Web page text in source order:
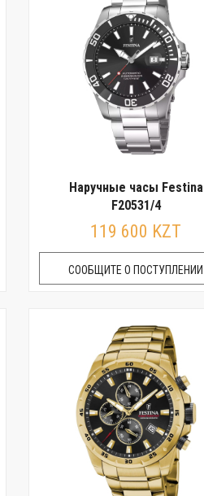
Наручные часы Festina
F20531/4
119 600 KZT
СООБЩИТЕ О ПОСТУПЛЕНИИ